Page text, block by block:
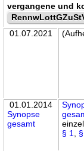
vergangene und
01.07.2021
01.01.2014
Synopse
gesamt
§ 1